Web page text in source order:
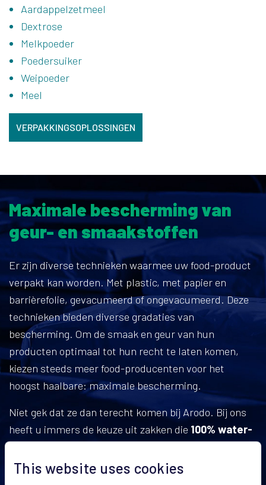
This website uses cookies
Aardappelzetmeel
Dextrose
Melkpoeder
Poedersuiker
Weipoeder
Meel
VERPAKKINGSOPLOSSINGEN
Maximale bescherming van
geur- en smaakstoffen
Er zijn diverse technieken waarmee uw food-product
verpakt kan worden. Met plastic, met papier en
barrièrefolie, gevacumeerd of ongevacumeerd. Deze
technieken bieden diverse gradaties van
bescherming. Om de smaak en geur van hun
producten optimaal tot hun recht te laten komen,
kiezen steeds meer food-producenten voor het
hoogst haalbare: maximale bescherming.
Niet gek dat ze dan terecht komen bij Arodo. Bij ons
heeft u immers de keuze uit zakken die 100% water-
kwaliteiten van uw poederproducten en